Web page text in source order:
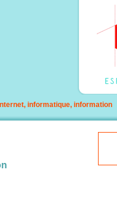
Internet, informatique, information